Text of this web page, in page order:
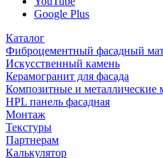
Google Plus
Каталог
Фиброцементный фасадный
Искусственный камень
Керамогранит для фасада
Композитные и металлические
HPL панель фасадная
Монтаж
Текстуры
Партнерам
Калькулятор